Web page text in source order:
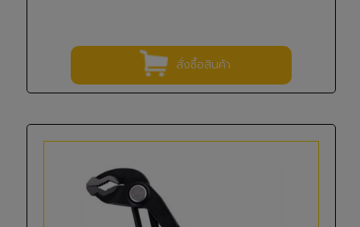
สั่งซื้อสินค้า